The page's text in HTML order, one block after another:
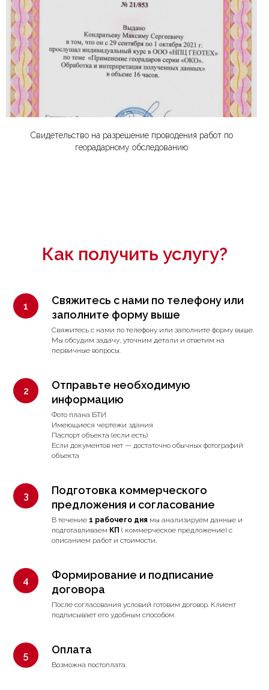
Свидетельство на разрешение проводения работ по
георадарному обследованию
Как получить услугу?
Свяжитесь с нами по телефону или
заполните форму выше
Свяжитесь с нами по телефону или заполните форму выше.
Мы обсудим задачу, уточним детали и ответим на
первичные вопросы.
Отправьте необходимую
информацию
Фото плана БТИ
Имеющиеся чертежи здания
Паспорт объекта (если есть)
Если документов нет — достаточно обычных фотографий
объекта
Подготовка коммерческого
предложения и согласование
В течение 1 рабочего дня мы анализируем данные и
подготавливаем КП ( коммерческое предложение) с
описанием работ и стоимости.
Формирование и подписание
договора
После согласования условий готовим договор. Клиент
подписывает его удобным способом.
Оплата
Возможна постоплата.